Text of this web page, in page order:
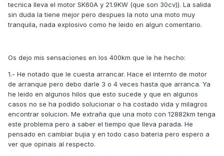
tecnica lleva el motor SK60A y 21.9KW (que son 30cv)). La salida
sin duda la tiene mejor pero despues la noto una moto muy
tranquila, nada explosivo como he leido en algun comentario.
Os dejo mis sensaciones en los 400km que le he hecho:
1.- He notado que le cuesta arrancar. Hace el internto de motor
de arranque pero debo darle 3 o 4 veces hasta que arranca. Ya
he leido en algunos hilos que esto sucede y que en algunos
casos no se ha podido solucionar o ha costado vida y milagros
encontrar solucion. Me extraña que una moto con 12882km tenga
este problema pero a saber el tiempo que lleva parada. He
pensado en cambiar bujia y en todo caso bateria pero espero a
ver que opinais al respecto.